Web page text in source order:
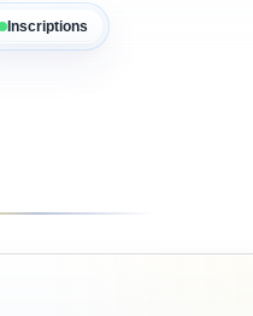
Inscriptions